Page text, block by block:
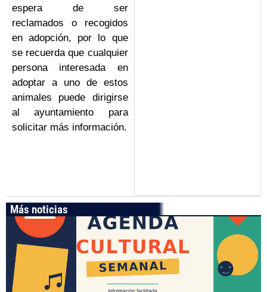
espera de ser
reclamados o recogidos
en adopción, por lo que
se recuerda que cualquier
persona interesada en
adoptar a uno de estos
animales puede dirigirse
al ayuntamiento para
solicitar más información.
Más noticias